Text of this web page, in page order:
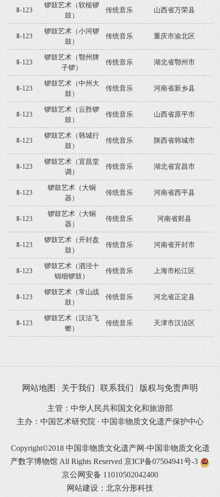
Ⅱ-123
锣鼓艺术（软槌锣
鼓）
传统音乐 山西省万荣县
Ⅱ-123
锣鼓艺术（小河锣
鼓）
传统音乐 重庆市渝北区
Ⅱ-123
锣鼓艺术（鄂州牌
子锣）
传统音乐 湖北省鄂州市
Ⅱ-123
锣鼓艺术（中州大
鼓）
传统音乐 河南省新乡县
Ⅱ-123
锣鼓艺术（云胜锣
鼓）
传统音乐 山西省原平市
Ⅱ-123
锣鼓艺术（韩城行
鼓）
传统音乐 陕西省韩城市
Ⅱ-123
锣鼓艺术（宜昌堂
调）
传统音乐 湖北省宜昌市
Ⅱ-123
锣鼓艺术（大铜
器）
传统音乐 河南省西平县
Ⅱ-123
锣鼓艺术（大铜
器）
传统音乐 河南省郏县
Ⅱ-123
锣鼓艺术（开封盘
鼓）
传统音乐 河南省开封市
Ⅱ-123
锣鼓艺术（泗泾十
锦细锣鼓）
传统音乐 上海市松江区
Ⅱ-123
锣鼓艺术（常山战
鼓）
传统音乐 河北省正定县
Ⅱ-123
锣鼓艺术（汉沽飞
镲）
传统音乐 天津市汉沽区
网站地图 关于我们 联系我们 版权与免责声明
主管：中华人民共和国文化和旅游部
主办：中国艺术研究院 · 中国非物质文化遗产保护中心
Copyright©2018 中国非物质文化遗产网·中国非物质文化遗
产数字博物馆 All Rights Reserved 京ICP备07504941号-3
京公网安备 11010502042400
网站建设：北京分形科技